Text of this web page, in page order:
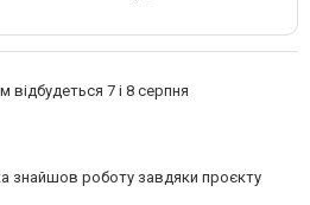
7 і 8 серпня
знайшов роботу завдяки проєкту